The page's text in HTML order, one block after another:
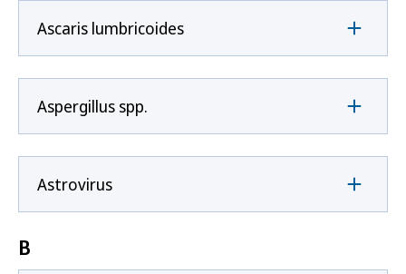
Ascaris lumbricoides
Aspergillus spp.
Astrovirus
B